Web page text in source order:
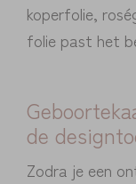
koperfolie,
folie past het
de
Zodra je een